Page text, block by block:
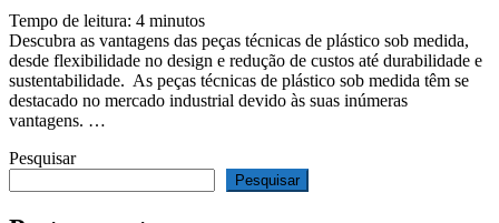
Tempo de leitura: 4 minutos
Descubra as vantagens das peças técnicas de plástico sob medida,
desde flexibilidade no design e redução de custos até durabilidade e
sustentabilidade. As peças técnicas de plástico sob medida têm se
destacado no mercado industrial devido às suas inúmeras
vantagens. …
Pesquisar
Pesquisar